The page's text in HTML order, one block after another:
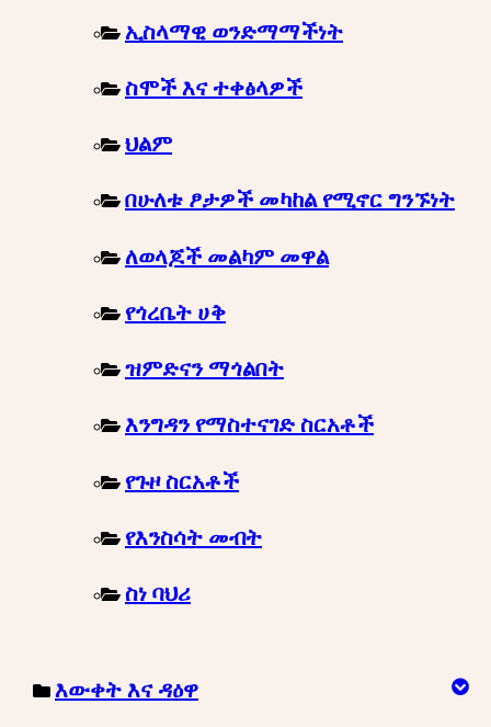
ኢስላማዊ ወንድማማችነት
ስሞች እና ተቀፅላዎች
ህልም
በሁለቱ ፆታዎች መካከል የሚኖር ግንኙነት
ለወላጆች መልካም መዋል
የጎረቤት ሀቅ
ዝምድናን ማጎልበት
እንግዳን የማስተናገድ ስርአቶች
የጉዞ ስርአቶች
የእንስሳት መብት
ስነ ባህሪ
እውቀት እና ዳዕዋ